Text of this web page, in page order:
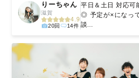
りーちゃん
滋賀
4.9
20回 14件
平日＆土日 対応
◎ 予定が×になっ
談...